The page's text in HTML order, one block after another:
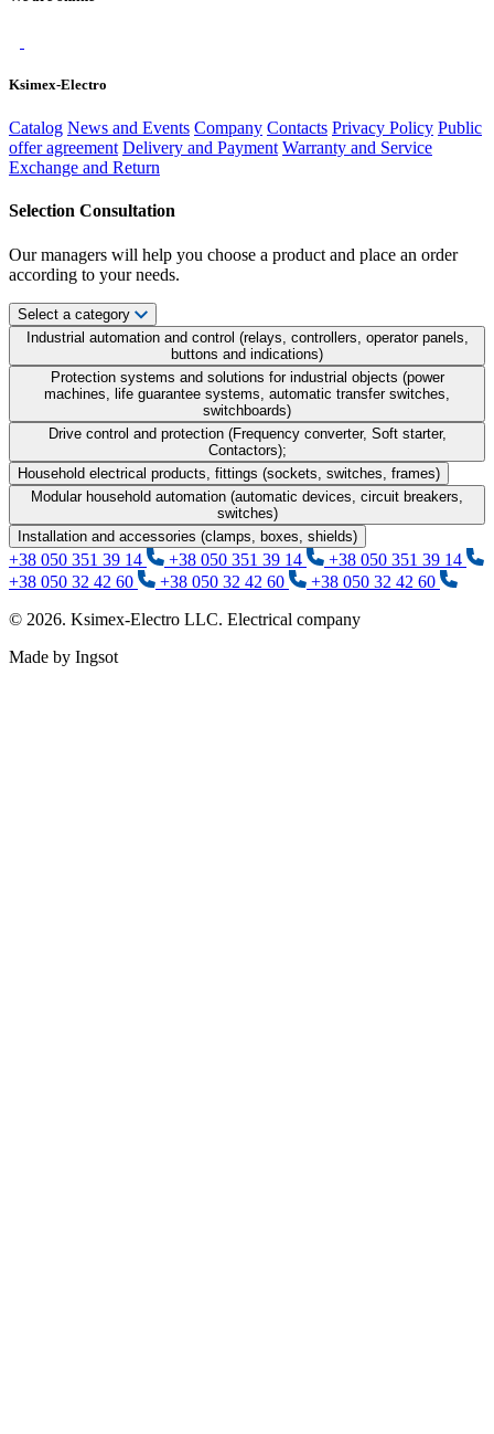
Ksimex-Electro
Catalog News and Events Company Contacts Privacy Policy Public
offer agreement Delivery and Payment Warranty and Service
Exchange and Return
Selection Consultation
Our managers will help you choose a product and place an order
according to your needs.
Select a category
Industrial automation and control (relays, controllers, operator panels,
buttons and indications)
Protection systems and solutions for industrial objects (power
machines, life guarantee systems, automatic transfer switches,
switchboards)
Drive control and protection (Frequency converter, Soft starter,
Contactors);
Household electrical products, fittings (sockets, switches, frames)
Modular household automation (automatic devices, circuit breakers,
switches)
Installation and accessories (clamps, boxes, shields)
+38 050 351 39 14 +38 050 351 39 14
+38 050 351 39 14
+38 050 32 42 60
+38 050 32 42 60
+38 050 32 42 60
© 2026. Ksimex-Electro LLC. Electrical company
Made by Ingsot